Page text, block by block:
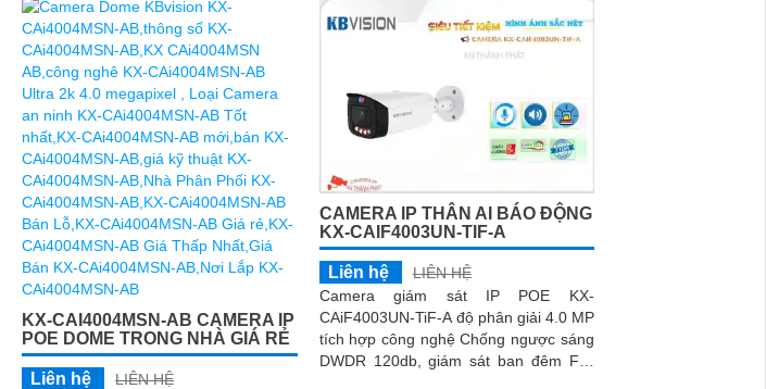
KX-CAI4004MSN-AB CAMERA IP
POE DOME TRONG NHÀ GIÁ RẺ
Liên hệ
LIÊN HỆ
CAMERA IP THÂN AI BÁO ĐỘNG
KX-CAIF4003UN-TIF-A
Liên hệ
LIÊN HỆ
Camera giám sát IP POE KX-
CAiF4003UN-TiF-A độ phân giải 4.0 MP
tích hợp công nghệ Chống ngược sáng
DWDR 120db, giám sát ban đêm Full